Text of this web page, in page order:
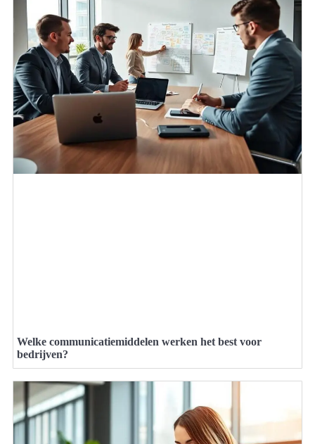
Welke communicatiemiddelen werken het best voor
bedrijven?